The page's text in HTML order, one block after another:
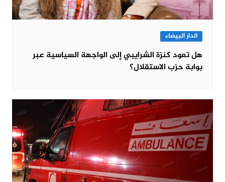
الدار البيضاء
هل تعود كنزة الشرايبي إلى الواجهة السياسية عبر
بوابة حزب الاستقلال؟